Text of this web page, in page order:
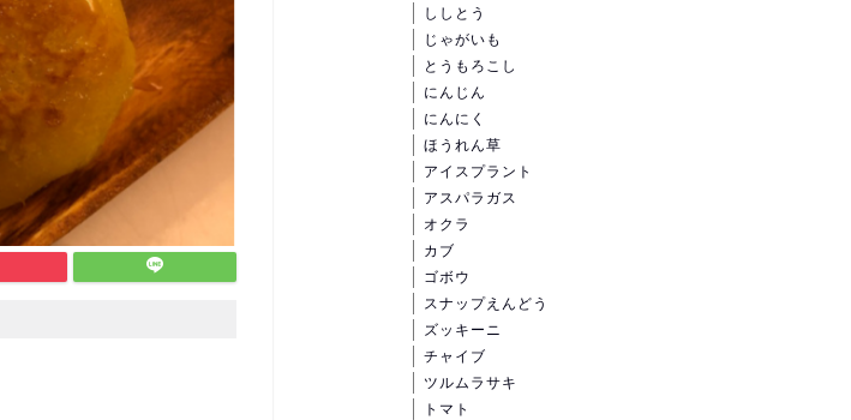
ししとう
じゃがいも
とうもろこし
にんじん
にんにく
ほうれん草
アイスプラント
アスパラガス
オクラ
カブ
ゴボウ
スナップえんどう
ズッキーニ
チャイブ
ツルムラサキ
トマト